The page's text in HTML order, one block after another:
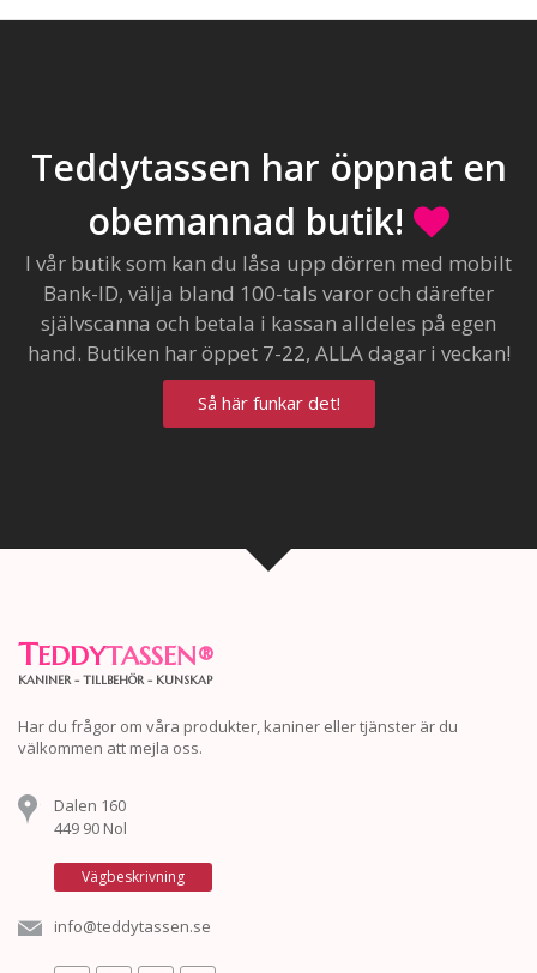
Teddytassen har öppnat en
obemannad butik!
I vår butik som kan du låsa upp dörren med mobilt
Bank-ID, välja bland 100-tals varor och därefter
självscanna och betala i kassan alldeles på egen
hand. Butiken har öppet 7-22, ALLA dagar i veckan!
Så här funkar det!
TEDDYTASSEN®
KANINER - TILLBEHÖR - KUNSKAP
Har du frågor om våra produkter, kaniner eller tjänster är du
välkommen att mejla oss.
Dalen 160
449 90 Nol
Vägbeskrivning
info@teddytassen.se